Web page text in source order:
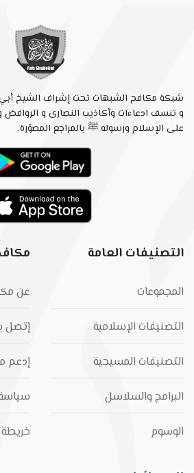
شبكة مكافح الشبهات تحت إشراف الشيخ أبي
و تنسف ادعاءات وأكاذيب النصارى و الروافض و
على الإسلام ورسوله ﷺ بالمراجع المصوّرة.
التصنيفات العامة
المجموعات
التصنيفات الإسلامية
التصنيفات المسيحية
البرامج والسلاسل
الوسوم
عن
إتصل
إدعم